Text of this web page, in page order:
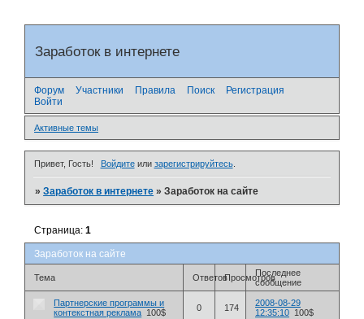
Заработок в интернете
Форум Участники Правила Поиск
Регистрация
Войти
Активные темы
Привет, Гость! Войдитеили зарегистрируйтесь.
»Заработок в интернете »Заработок на сайте
Заработок на сайте
Страница:1
Тема ОтветовПросмотровПоследнее
сообщение
Партнерские программы и
контекстная реклама 100$ 0 174
2008-08-29
12:35:10 100$